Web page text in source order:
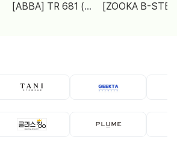
뿔테
[ABBA] TR 681 (48□18 138)